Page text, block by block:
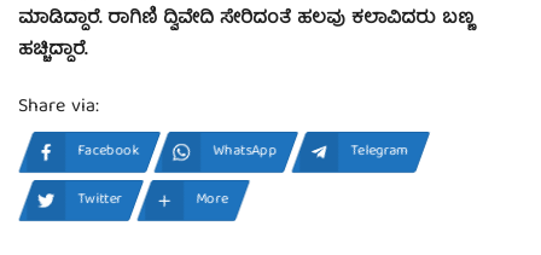
ಮಾಡಿದ್ದಾರೆ. ರಾಗಿಣಿ ದ್ವಿವೇದಿ ಸೇರಿದಂತೆ ಹಲವು ಕಲಾವಿದರು ಬಣ್ಣ
ಹಚ್ಚಿದ್ದಾರೆ.
Share via:
Facebook WhatsApp
Telegram
Twitter
More